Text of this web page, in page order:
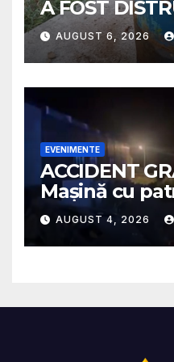
A FOST
ARSURI
AUGUST 6, 2026
EVENIMENTE
ACCIDENT
Mașină cu
răsturnată pe
Micești/ Doi
gravă
AUGUST 4, 2026